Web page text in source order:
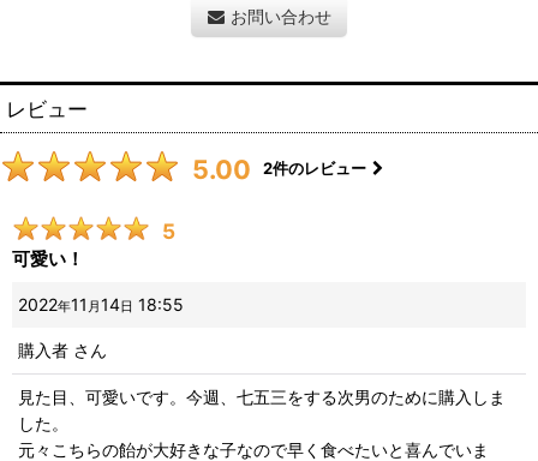
お問い合わせ
レビュー
5.00 2件のレビュー
5
可愛い！
2022年11 月14日 18:55
購入者 さん
見た目、可愛いです。今週、七五三をする次男のために購入しま
した。
元々こちらの飴が大好きな子なので早く食べたいと喜んでいま